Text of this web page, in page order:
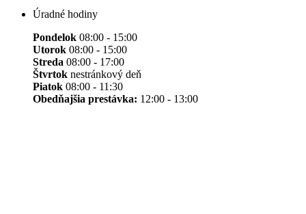
Úradné hodiny
Pondelok 08:00 - 15:00
Utorok 08:00 - 15:00
Streda 08:00 - 17:00
Štvrtok nestránkový deň
Piatok 08:00 - 11:30
Obedňajšia prestávka: 12:00 - 13:00